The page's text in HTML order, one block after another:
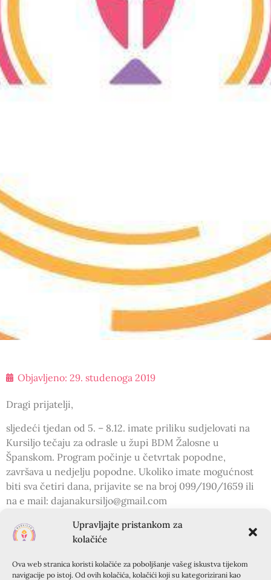
Upravljajte pristankom za
kolačiće
Ova web stranica koristi kolačiće za poboljšanje vašeg iskustva tijekom
navigacije po istoj. Od ovih kolačića, kolačići koji su kategorizirani kao
Objavljeno: 29. studenoga 2019
Dragi prijatelji,
sljedeći tjedan od 5. – 8.12. imate priliku sudjelovati na
Kursiljo tečaju za odrasle u župi BDM Žalosne u
Španskom. Program počinje u četvrtak popodne,
završava u nedjelju popodne. Ukoliko imate mogućnost
biti sva četiri dana, prijavite se na broj 099/190/1659 ili
na e mail: dajanakursiljo@gmail.com
Božji blagoslov svima 🙂
PRETHODNA OBJAVA
Osvrt na Međunarodni susret europskih tajništava Kursilja (GECC) u Asizu (21.-24.11.2019.)
SLIJEDEĆA OBJAVA